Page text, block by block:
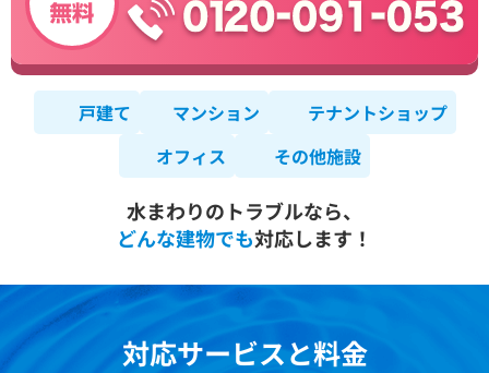
戸建て マンション
テナントショップ
オフィス
その他施設
水まわりのトラブルなら、
どんな建物でも対応します！
対応サービスと料金